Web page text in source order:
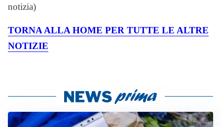
notizia)
TORNA ALLA HOME PER TUTTE LE ALTRE
NOTIZIE